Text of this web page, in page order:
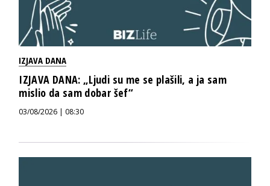
IZJAVA DANA
IZJAVA DANA: „Ljudi su me se plašili, a ja sam
mislio da sam dobar šef“
03/08/2026 | 08:30